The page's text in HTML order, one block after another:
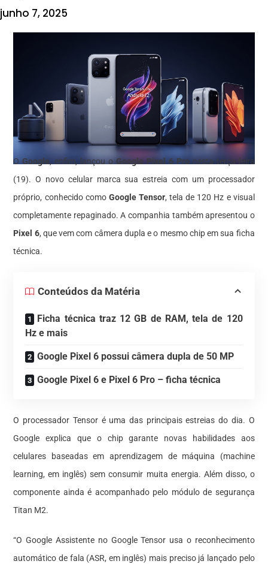
junho 7, 2025
OGoogle, enfim, lançou oGoogle Pixel 6 Pronesta terça-feira
(19). O novo celular marca sua estreia com um processador
próprio, conhecido como Google Tensor, tela de 120 Hz e visual
completamente repaginado. A companhia também apresentou o
Pixel 6, que vem com câmera dupla e o mesmo chip em sua ficha
técnica.
Conteúdos da Matéria
Ficha técnica traz 12 GB de RAM, tela de 120
Hz e mais
Google Pixel 6 possui câmera dupla de 50 MP
Google Pixel 6 e Pixel 6 Pro – ficha técnica
O processador Tensor é uma das principais estreias do dia. O
Google explica que o chip garante novas habilidades aos
celulares baseadas em aprendizagem de máquina (machine
learning, em inglês) sem consumir muita energia. Além disso, o
componente ainda é acompanhado pelo módulo de segurança
Titan M2.
“O Google Assistente no Google Tensor usa o reconhecimento
automático de fala (ASR, em inglês) mais preciso já lançado pelo